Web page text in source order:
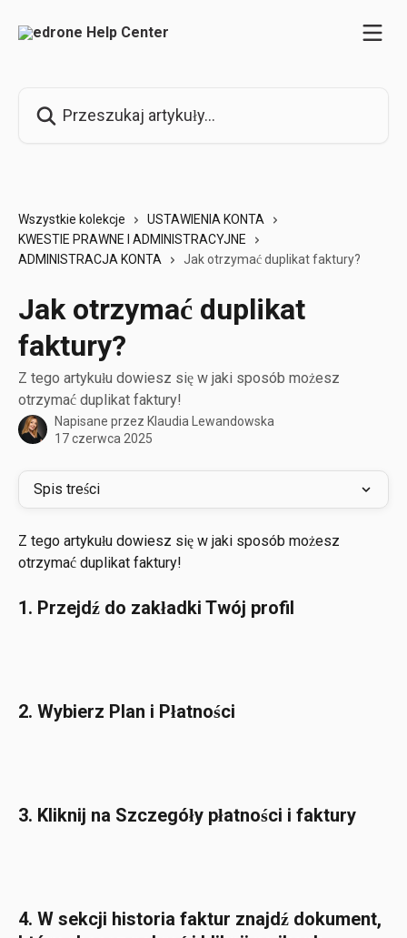
Wszystkie kolekcje
USTAWIENIA KONTA
KWESTIE PRAWNE I ADMINISTRACYJNE
ADMINISTRACJA KONTA
Jak otrzymać duplikat faktury?
Jak otrzymać duplikat
faktury?
Z tego artykułu dowiesz się w jaki sposób możesz
otrzymać duplikat faktury!
Napisane przez Klaudia Lewandowska
17 czerwca 2025
Spis treści
Z tego artykułu dowiesz się w jaki sposób możesz
otrzymać duplikat faktury!
1. Przejdź do zakładki Twój profil
2. Wybierz Plan i Płatności
3. Kliknij na Szczegóły płatności i faktury
4. W sekcji historia faktur znajdź dokument,